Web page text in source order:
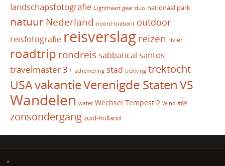
landschapsfotografie Lightheart gear duo nationaal park
natuur Nederland noord-brabant outdoor
reisfotografie reisverslag reizen rivier
roadtrip rondreis sabbatical santos
travelmaster 3+ schemering stad trekking trektocht
USAvakantieVerenigde StatenVS
Wandelen water Wechsel Tempest 2 Wind #89
zonsondergang zuid-holland